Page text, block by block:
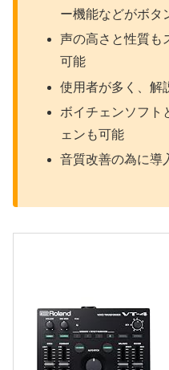
ー機能などがボタ
声の高さと性質も
可能
使用者が多く、解
ボイチェンソフト
ェンも可能
音質改善の為に導